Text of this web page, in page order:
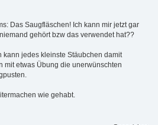
Das Saugfläschen! Ich kann mir jetzt gar
gehört bzw das verwendet hat??
kann jedes kleinste Stäubchen damit
mit etwas Übung die unerwünschten
wie gehabt.